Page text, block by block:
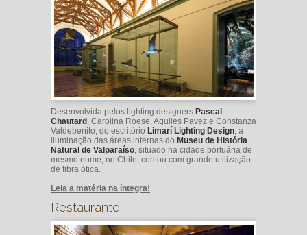
Desenvolvida pelos lighting designers Pascal
Chautard , Carolina Roese, Aquiles Pavez e Constanza
Valdebenito, do escritório Limarí Lighting Design, a
iluminação das áreas internas do Museu de História
Natural de Valparaíso, situado na cidade portuária de
mesmo nome, no Chile, contou com grande utilização
de fibra ótica.
Leia a matéria na íntegra!
Restaurante